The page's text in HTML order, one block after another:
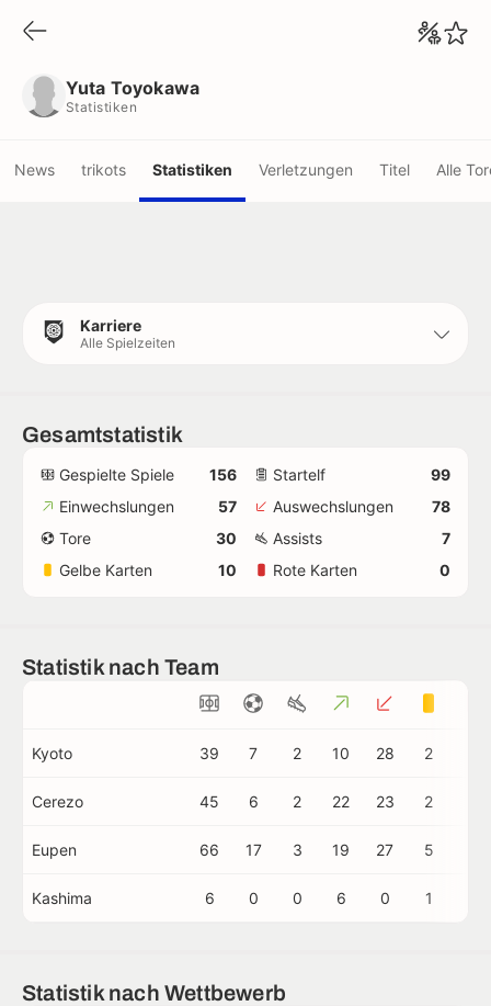
Yuta Toyokawa
Statistiken
News trikots Statistiken Verletzungen Titel Alle
Karriere
Alle Spielzeiten
Gesamtstatistik
Gespielte Spiele 156 Startelf
99
Einwechslungen
57 Auswechslungen
78
Tore
30 Assists
7
Gelbe Karten
10 Rote Karten 0
Statistik nach Team
Kyoto 39 7 2 10 28 2
Cerezo 45 6 2 22 23 2
Eupen 66 17 3 19 27 5
Kashima 6 0 0 6 0 1
Statistik nach Wettbewerb